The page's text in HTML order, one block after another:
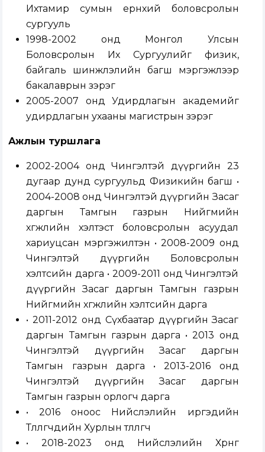
Ихтамир сумын ерөнхий боловсролын
сургууль
1998-2002 онд Монгол Улсын
Боловсролын Их Сургуулийг физик,
байгаль шинжлэлийн багш мэргэжлээр
бакалаврын зэрэг
2005-2007 онд Удирдлагын академийг
удирдлагын ухааны магистрын зэрэг
Ажлын туршлага
2002-2004 онд Чингэлтэй дүүргийн 23
дугаар дунд сургуульд Физикийн багш •
2004-2008 онд Чингэлтэй дүүргийн Засаг
даргын Тамгын газрын Нийгмийн
хөгжлийн хэлтэст боловсролын асуудал
хариуцсан мэргэжилтэн • 2008-2009 онд
Чингэлтэй дүүргийн Боловсролын
хэлтсийн дарга • 2009-2011 онд Чингэлтэй
дүүргийн Засаг даргын Тамгын газрын
Нийгмийн хөгжлийн хэлтсийн дарга
• 2011-2012 онд Сүхбаатар дүүргийн Засаг
даргын Тамгын газрын дарга • 2013 онд
Чингэлтэй дүүргийн Засаг даргын
Тамгын газрын дарга • 2013-2016 онд
Чингэлтэй дүүргийн Засаг даргын
Тамгын газрын орлогч дарга
• 2016 оноос Нийслэлийн иргэдийн
Төлөөлөгчдийн Хурлын төлөөлөгч
• 2018-2023 онд Нийслэлийн Хөрөнгө